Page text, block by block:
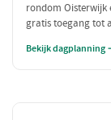
rondom Oisterwijk
gratis toegang tot
lunch. Perfect
Bekijk dagplanning